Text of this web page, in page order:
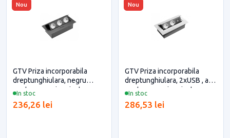
Nou
In stoc
GTV Priza incorporabila
dreptunghiulara, negru
pentru casa si proiecte
236,26 lei
Nou
In stoc
GTV Priza incorporabila
dreptunghiulara, 2xUSB , alb
pentru casa si proiecte
286,53 lei